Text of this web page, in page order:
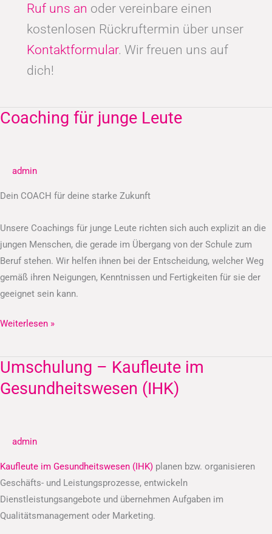
Ruf uns an oder vereinbare einen
kostenlosen Rückruftermin über unser
Kontaktformular. Wir freuen uns auf
dich!
Coaching für junge Leute
admin
Dein COACH für deine starke Zukunft
Unsere Coachings für junge Leute richten sich auch explizit an die
jungen Menschen, die gerade im Übergang von der Schule zum
Beruf stehen. Wir helfen ihnen bei der Entscheidung, welcher Weg
gemäß ihren Neigungen, Kenntnissen und Fertigkeiten für sie der
geeignet sein kann.
Coaching
Leute
Weiterlesen »
Umschulung – Kaufleute im
Gesundheitswesen (IHK)
admin
Kaufleute im Gesundheitswesen (IHK) planen bzw. organisieren
Geschäfts- und Leistungsprozesse, entwickeln
Dienstleistungsangebote und übernehmen Aufgaben im
Qualitätsmanagement oder Marketing.
Umschulung
–
Kaufleute
(IHK)